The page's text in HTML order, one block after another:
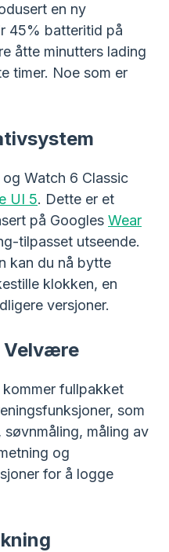
en ny
45% batteritid på
åtte minutters lading
timer. Noe som er
Watch 6 Classic
UI 5. Dette er et
på Googles Wear
tilpasset utseende.
kan du nå bytte
klokken, en
versjoner.
Velvære
kommer fullpakket
som
måling av
og
for å logge